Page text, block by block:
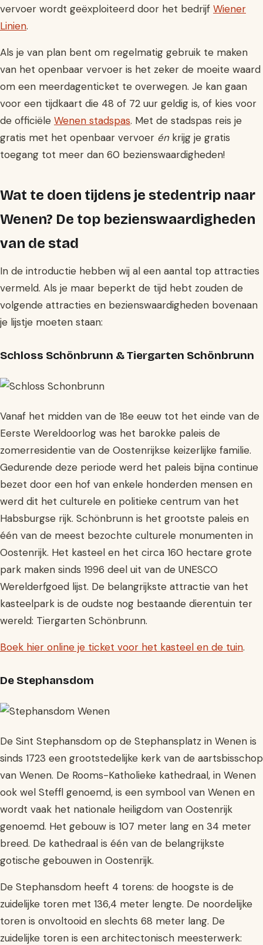
vervoer wordt geëxploiteerd door het bedrijf Wiener
Linien.
Als je van plan bent om regelmatig gebruik te maken
van het openbaar vervoer is het zeker de moeite waard
om een meerdagenticket te overwegen. Je kan gaan
voor een tijdkaart die 48 of 72 uur geldig is, of kies voor
de officiële Wenen stadspas. Met de stadspas reis je
gratis met het openbaar vervoer énkrijg je gratis
toegang tot meer dan 60 bezienswaardigheden!
Wat te doen tijdens je stedentrip naar
Wenen? De top bezienswaardigheden
van de stad
In de introductie hebben wij al een aantal top attracties
vermeld. Als je maar beperkt de tijd hebt zouden de
volgende attracties en bezienswaardigheden bovenaan
je lijstje moeten staan:
Schloss Schönbrunn & Tiergarten Schönbrunn
Vanaf het midden van de 18e eeuw tot het einde van de
Eerste Wereldoorlog was het barokke paleis de
zomerresidentie van de Oostenrijkse keizerlijke familie.
Gedurende deze periode werd het paleis bijna continue
bezet door een hof van enkele honderden mensen en
werd dit het culturele en politieke centrum van het
Habsburgse rijk. Schönbrunn is het grootste paleis en
één van de meest bezochte culturele monumenten in
Oostenrijk. Het kasteel en het circa 160 hectare grote
park maken sinds 1996 deel uit van de UNESCO
Werelderfgoed lijst. De belangrijkste attractie van het
kasteelpark is de oudste nog bestaande dierentuin ter
wereld: Tiergarten Schönbrunn.
Boek hier online je ticket voor het kasteel en de tuin.
De Stephansdom
De Sint Stephansdom op de Stephansplatz in Wenen is
sinds 1723 een grootstedelijke kerk van de aartsbisschop
van Wenen. De Rooms-Katholieke kathedraal, in Wenen
ook wel Steffl genoemd, is een symbool van Wenen en
wordt vaak het nationale heiligdom van Oostenrijk
genoemd. Het gebouw is 107 meter lang en 34 meter
breed. De kathedraal is één van de belangrijkste
gotische gebouwen in Oostenrijk.
De Stephansdom heeft 4 torens: de hoogste is de
zuidelijke toren met 136,4 meter lengte. De noordelijke
toren is onvoltooid en slechts 68 meter lang. De
zuidelijke toren is een architectonisch meesterwerk: